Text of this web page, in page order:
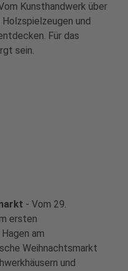
Kunsthandwerk über
und
Für das
sein.
- Vom 29.
ersten
am
Weihnachtsmarkt
und